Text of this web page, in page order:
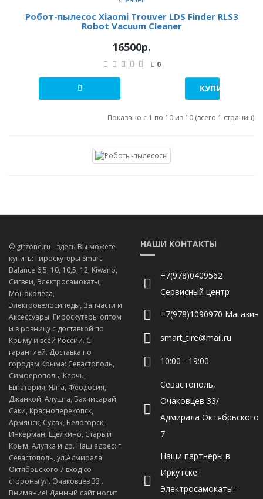
Робот-пылесос Xiaomi Trouver LDS Finder RLS3
Robot Vacuum Cleaner
16500р.
0
КУПИТЬ В 1
Показано с 1 по 10 из 10 (всего 1 страниц)
© girzone.ru - здесь Вы можете
купить: Гироскутеры Smart
Balance 6,5, 10, 10,5, 12, Kiwano,
Сигвеи, Электросамокаты,
Моноколеса,
Электровелосипеды, Запчасти и
Аксессуары. Гироскутеры оптом
и в розницу с доставкой по
Крыму и всей России. С
гарантией. Доставка по
городам Крыма: Севастополь,
Симферополь, Керчь,
Евпатория, Ялта, Феодосия,
Джанкой, Алушта, Бахчисарай,
Саки, Красноперекопск,
Армянск, Судак, Белогорск,
Инкерман, Щёлкино, Старый
Крым, Алупка и др. Наш адрес: г.
Севастополь, ул.Адмирала
Октябрьского 7 вход со
стороны ул. Очаковцев 33 .
Внимание! Данный сайт носит
НАШИ КОНТАКТЫ
+7(978)0409562
Сервисный центр
+7(978)1090970 Магазин
smart_tire@mail.ru
10:00 - 19:00
Севастополь,
Очаковцев 33/
Адмирала Октябрьского
7
Наши партнеры в
Иркутске:
Электросамокаты-